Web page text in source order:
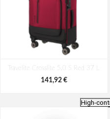
Travelite Crosslite 5.0 S Red 37 L
141,92 €
High-